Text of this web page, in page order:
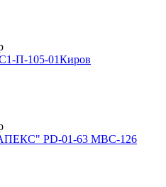
П-105-01Киров
PD-01-63 МВС-126